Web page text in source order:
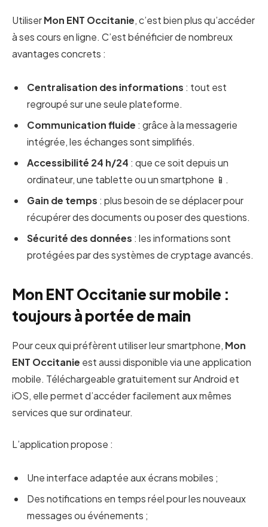
UtiliserMon ENT Occitanie, c’est bien plus qu’accéder
à ses cours en ligne. C’est bénéficier de nombreux
avantages concrets :
Centralisation des informations : tout est
regroupé sur une seule plateforme.
Communication fluide : grâce à la messagerie
intégrée, les échanges sont simplifiés.
Accessibilité 24 h/24 : que ce soit depuis un
ordinateur, une tablette ou un smartphone 📱.
Gain de temps : plus besoin de se déplacer pour
récupérer des documents ou poser des questions.
Sécurité des données : les informations sont
protégées par des systèmes de cryptage avancés.
Mon ENT Occitanie sur mobile :
toujours à portée de main
Pour ceux qui préfèrent utiliser leur smartphone, Mon
ENT Occitanie est aussi disponible via une application
mobile. Téléchargeable gratuitement sur Android et
iOS, elle permet d’accéder facilement aux mêmes
services que sur ordinateur.
L’application propose :
Une interface adaptée aux écrans mobiles ;
Des notifications en temps réel pour les nouveaux
messages ou événements ;